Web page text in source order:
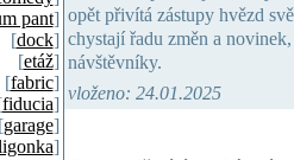
pant]
[dock]
[etáž]
[fabric]
fiducia]
[garage]
]
opět přivítá zástupy hvězd
chystají řadu změn a
návštěvníky.
vloženo: 24.01.2025